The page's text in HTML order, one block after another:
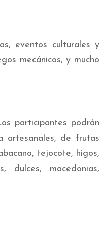
eventos culturales y
mecánicos, y mucho
participantes podrán
artesanales, de frutas
tejocote, higos,
dulces, macedonias,